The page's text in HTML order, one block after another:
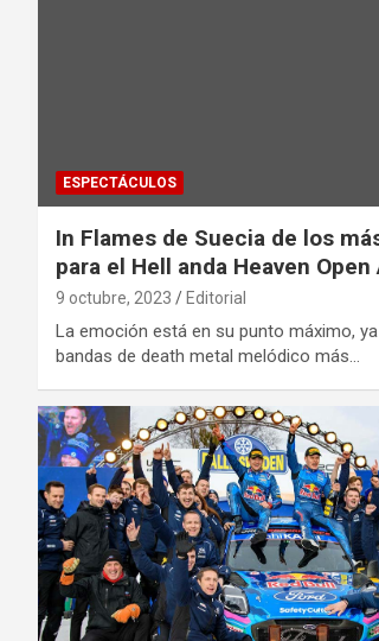
ESPECTÁCULOS
In Flames de Suecia de los
para el Hell anda Heaven Open
9 octubre, 2023 Editorial
La emoción está en su punto máximo,
bandas de death metal melódico más…